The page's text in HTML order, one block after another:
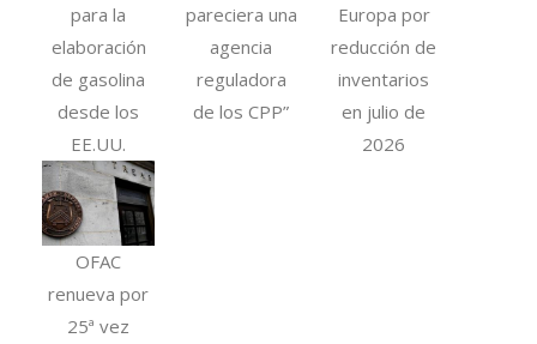
para la
elaboración
de gasolina
desde los
EE.UU.
pareciera una
agencia
reguladora
de los CPP”
Europa por
reducción de
inventarios
en julio de
2026
OFAC
renueva por
25ª vez